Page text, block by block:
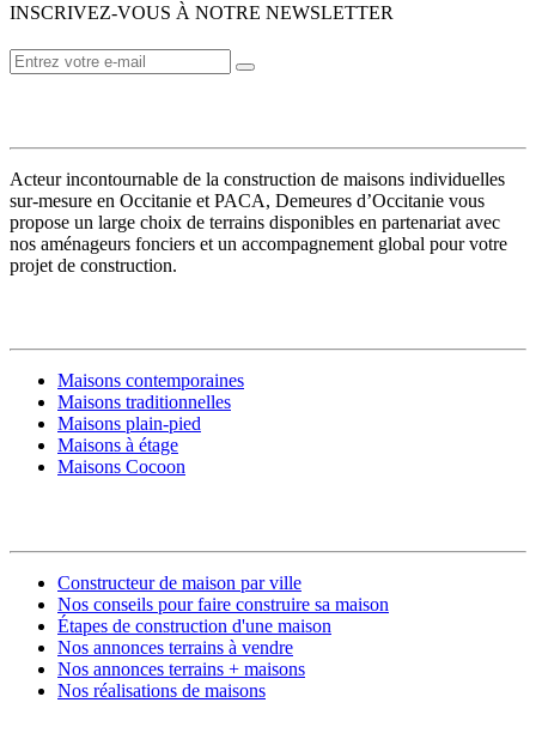
INSCRIVEZ-VOUS À NOTRE NEWSLETTER
Acteur incontournable de la construction de maisons individuelles
sur-mesure en Occitanie et PACA, Demeures d’Occitanie vous
propose un large choix de terrains disponibles en partenariat avec
nos aménageurs fonciers et un accompagnement global pour votre
projet de construction.
Maisons contemporaines
Maisons traditionnelles
Maisons plain-pied
Maisons à étage
Maisons Cocoon
Constructeur de maison par ville
Nos conseils pour faire construire sa maison
Étapes de construction d'une maison
Nos annonces terrains à vendre
Nos annonces terrains + maisons
Nos réalisations de maisons